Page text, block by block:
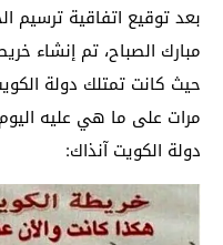
حيث كانت تمتلك دولة
مرات على ما هي عليه
دولة الكويت آنذاك: